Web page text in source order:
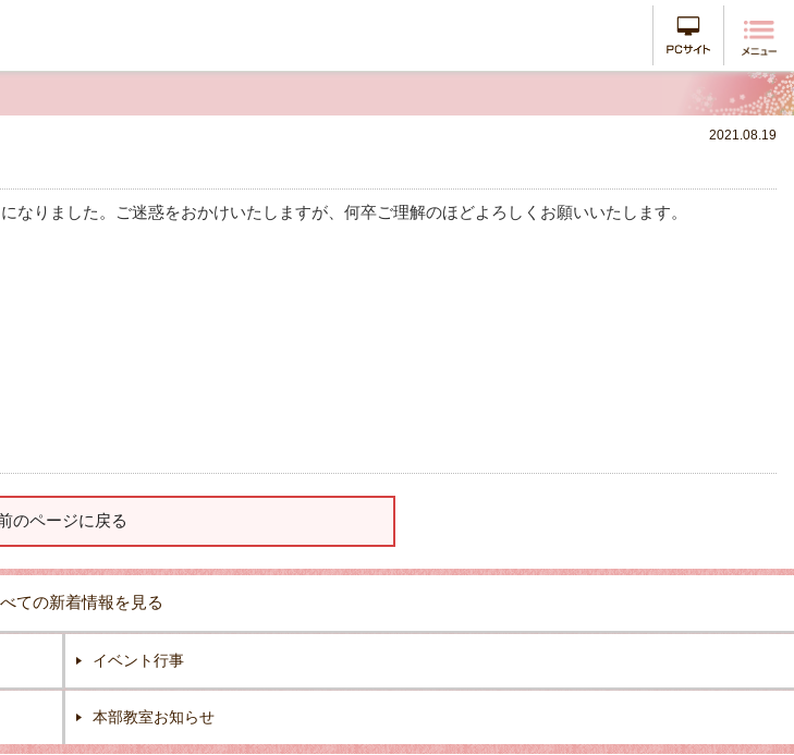
2021.08.19
りました。ご迷惑をおかけいたしますが、何卒ご理解のほどよろしくお願いいたします。
のページに戻る
ての新着情報を見る
イベント行事
本部教室お知らせ